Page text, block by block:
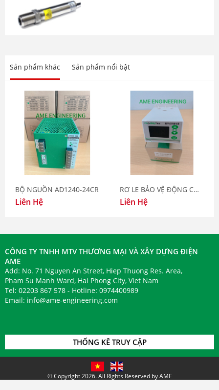
series
AME bàn giao thành công thiết bị
điều chỉnh tốc độ rung Sinfonia
AME bàn giao thành công lô hàng
Switzerland
AME bàn giao thành công Cảm biến
lưu lượng gió INT512 Kriwan
Germany
AME: Bàn giao thành công đơn
hàng Okazaki Pt100 sensor -196 to
Sản phẩm khác Sản phẩm nổi bật
BỘ NGUỒN AD1240-24CR
Liên Hệ
RƠ LE BẢO VỆ ĐỘNG CƠ VJ801
Liên Hệ
CÔNG TY TNHH MTV THƯƠNG MẠI VÀ XÂY DỰNG ĐIỆN
AME
Add: No. 71 Nguyen An Street, Hiep Thuong Res. Area,
Pham Su Manh Ward, Hai Phong City, Viet Nam
Tel: 02203 867 578 - Hotline: 0974400989
Email: info@ame-engineering.com
THỐNG KÊ TRUY CẬP
© Copyright 2026. All Rights Reserved by AME